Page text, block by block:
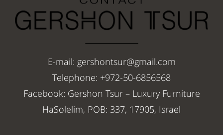
E-mail: gershontsur@gmail.com
Telephone: +972-50-6856568
Facebook: Gershon Tsur – Luxury Furniture
HaSolelim, POB: 337, 17905, Israel